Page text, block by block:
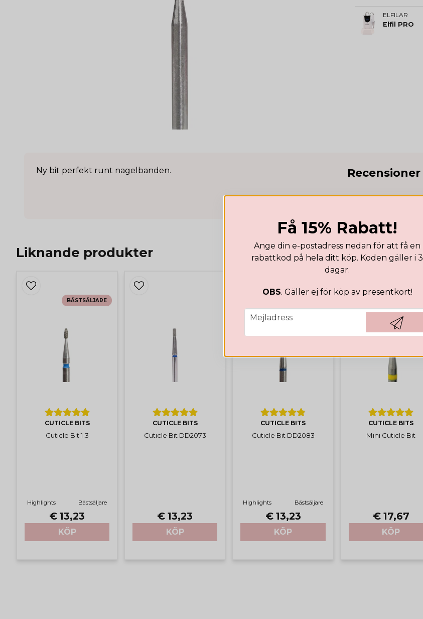
ELFILAR
Elfil PRO
Ny bit perfekt runt nagelbanden. Recensioner
Liknande produkter
CUTICLE BITS
Cuticle Bit 1.3
Highlights Bästsäljare
€ 13,23
KÖP
BÄSTSÄLJARE
CUTICLE BITS
Cuticle Bit DD2073
€ 13,23
KÖP
CUTICLE BITS
Cuticle Bit DD2083
Highlights Bästsäljare
€ 13,23
KÖP
CUTICLE BITS
Mini Cuticle Bit
€ 17,67
KÖP
Få 15% Rabatt!
Ange din e-postadress nedan för att få en
rabattkod på hela ditt köp. Koden gäller i 3
dagar.
OBS. Gäller ej för köp av presentkort!
email
Mejladress
Hämta kod